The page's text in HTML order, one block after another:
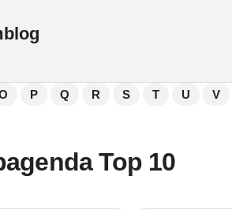
blog
P Q R S T U V
Top 10